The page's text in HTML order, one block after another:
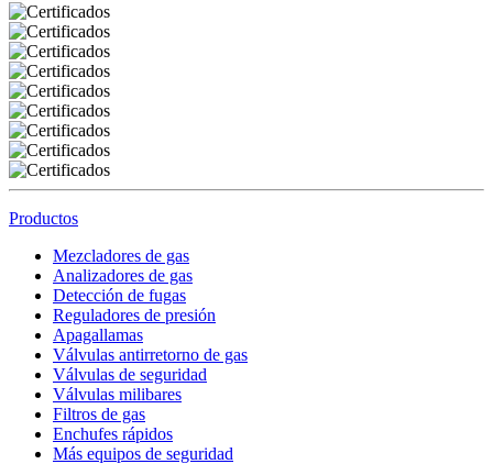
Productos
Mezcladores de gas
Analizadores de gas
Detección de fugas
Reguladores de presión
Apagallamas
Válvulas antirretorno de gas
Válvulas de seguridad
Válvulas milibares
Filtros de gas
Enchufes rápidos
Más equipos de seguridad